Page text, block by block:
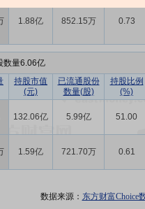
1.88亿 852.15万 0.73
数量6.06亿
持股市值
(元)
已流通股份
数量(股)
持股比例
(%)
132.06亿 5.99亿 51.00
1.59亿 721.70万 0.61
数据来源： 东方财富Choice